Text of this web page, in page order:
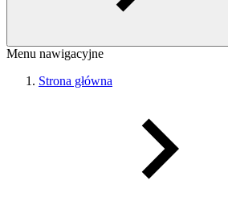
Menu nawigacyjne
Strona główna